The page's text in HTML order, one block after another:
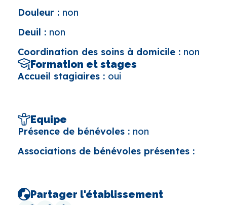
Douleur : non
Deuil : non
Coordination des soins à domicile : non
Formation et stages
Accueil stagiaires : oui
Equipe
Présence de bénévoles : non
Associations de bénévoles présentes :
Partager l'établissement